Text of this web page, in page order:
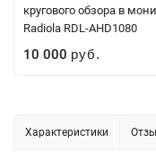
кругового обзора в
Radiola RDL-AHD1080
10 000 руб.
Характеристики